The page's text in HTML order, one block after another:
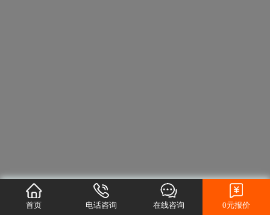
首页 电话咨询 在线咨询 0元报价